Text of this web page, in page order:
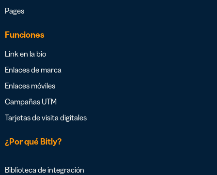
Pages
Funciones
Link en la bio
Enlaces de marca
Enlaces móviles
Campañas UTM
Tarjetas de visita digitales
¿Por qué Bitly?
Biblioteca de integración